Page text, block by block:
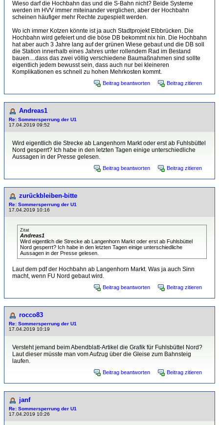
Wieso darf die Hochbahn das und die S-Bahn nicht? Beide Systeme
werden im HVV immer miteinander verglichen, aber der Hochbahn
scheinen häufiger mehr Rechte zugespielt werden.
Wo ich immer Kotzen könnte ist ja auch Stadtprojekt Elbbrücken. Die
Hochbahn wird gefeiert und die böse DB bekommt nix hin. Die Hochbahn
hat aber auch 3 Jahre lang auf der grünen Wiese gebaut und die DB soll
die Station innerhalb eines Jahres unter rollendem Rad im Bestand
bauen....dass das zwei völlig verschiedene Baumaßnahmen sind sollte
eigentlich jedem bewusst sein, dass auch nur bei kleineren
Komplikationen es schnell zu hohen Mehrkosten kommt.
Beitrag beantworten Beitrag zitieren
Andreas1
Re: Sommersperrung der U1
17.04.2019 09:52
Wird eigentlich die Strecke ab Langenhorn Markt oder erst ab Fuhlsbüttel
Nord gesperrt? Ich habe in den letzten Tagen einige unterschiedliche
Aussagen in der Presse gelesen.
Beitrag beantworten Beitrag zitieren
zurückbleiben-bitte
Re: Sommersperrung der U1
17.04.2019 10:16
Zitat
Andreas1
Wird eigentlich die Strecke ab Langenhorn Markt oder erst ab Fuhlsbüttel
Nord gesperrt? Ich habe in den letzten Tagen einige unterschiedliche
Aussagen in der Presse gelesen.
Laut dem pdf der Hochbahn ab Langenhorn Markt. Was ja auch Sinn
macht, wenn FU Nord gebaut wird.
Beitrag beantworten Beitrag zitieren
rocco83
Re: Sommersperrung der U1
17.04.2019 10:19
Versteht jemand beim Abendblatt-Artikel die Grafik für Fuhlsbüttel Nord?
Laut dieser müsste man vom Aufzug über die Gleise zum Bahnsteig
laufen.
Beitrag beantworten Beitrag zitieren
janf
Re: Sommersperrung der U1
17.04.2019 10:26